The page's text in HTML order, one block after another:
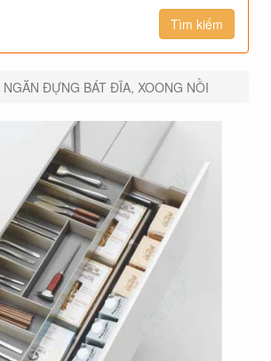
NGĂN ĐỰNG BÁT ĐĨA, XOONG NỒI